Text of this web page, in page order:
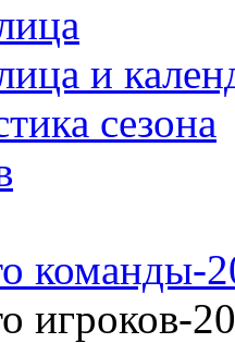
и
сезона
команды-
игроков-